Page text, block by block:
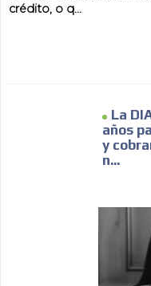
crédito, o q...
La
años
y
n...